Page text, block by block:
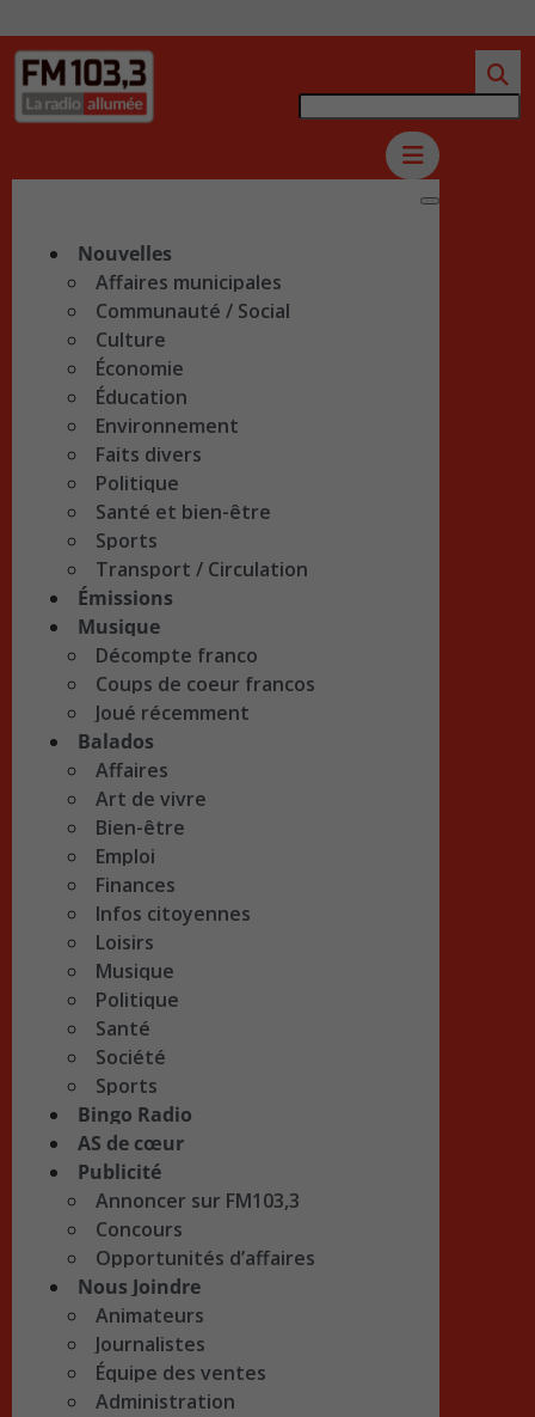
Nouvelles
Affaires municipales
Communauté / Social
Culture
Économie
Éducation
Environnement
Faits divers
Politique
Santé et bien-être
Sports
Transport / Circulation
Émissions
Musique
Décompte franco
Coups de coeur francos
Joué récemment
Balados
Affaires
Art de vivre
Bien-être
Emploi
Finances
Infos citoyennes
Loisirs
Musique
Politique
Santé
Société
Sports
Bingo Radio
AS de cœur
Publicité
Annoncer sur FM103,3
Concours
Opportunités d’affaires
Nous Joindre
Animateurs
Journalistes
Équipe des ventes
Administration